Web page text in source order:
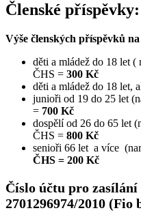
Členské příspěvky:
Výše členských příspěvků
děti a mládež do 18 let
ČHS = 300 Kč
děti a mládež do 18 let,
junioři od 19 do 25 let
= 700 Kč
dospělí od 26 do 65 let
ČHS = 800 Kč
senioři 66 let a více
ČHS = 200 Kč
Číslo účtu pro
2701296974/2010 (Fio